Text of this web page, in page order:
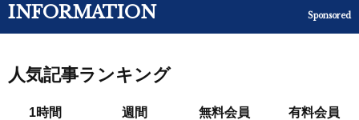
INFORMATION Sponsored
人気記事ランキング
1時間 週間 無料会員 有料会員